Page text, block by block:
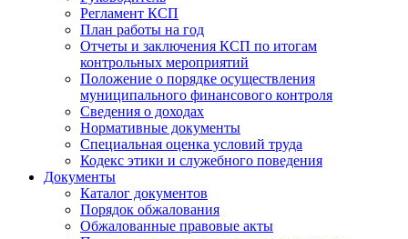
Регламент КСП
План работы на год
Отчеты и заключения КСП по итогам
контрольных мероприятий
Положение о порядке осуществления
муниципального финансового контроля
Сведения о доходах
Нормативные документы
Специальная оценка условий труда
Кодекс этики и служебного поведения
Документы
Каталог документов
Порядок обжалования
Обжалованные правовые акты